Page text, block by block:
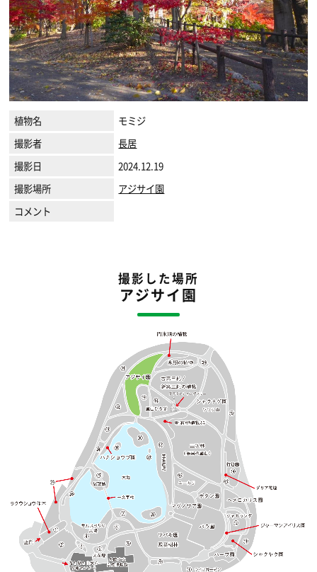
植物名
モミジ
撮影者
長居
撮影日
2024.12.19
撮影場所
アジサイ園
コメント
撮影した場所
アジサイ園